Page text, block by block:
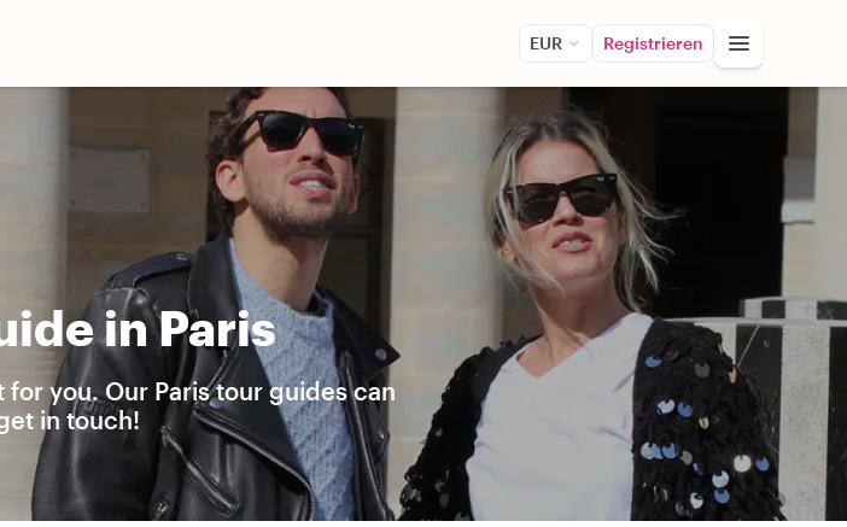
EUR Registrieren
in Paris
for you. Our Paris tour guides can
in touch!